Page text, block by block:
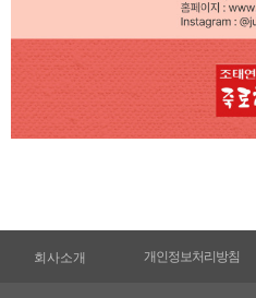
회사소개 개인정보처리방침